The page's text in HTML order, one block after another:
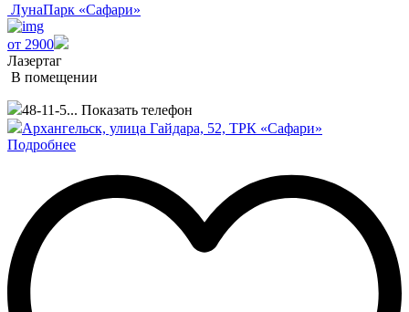
ЛунаПарк «Сафари»
от 2900
Лазертаг
В помещении
48-11-5... Показать телефон
Архангельск, улица Гайдара, 52, ТРК «Сафари»
Подробнее